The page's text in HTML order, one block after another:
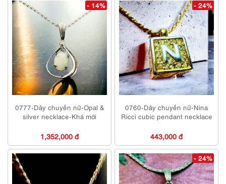
- 14%
0777-Dây chuyền nữ-Opal &
silver necklace-Khá mới
1,352,000 đ
- 24%
0760-Dây chuyền nữ-Nina
Ricci cubic pendant necklace
443,000 đ
- 24%